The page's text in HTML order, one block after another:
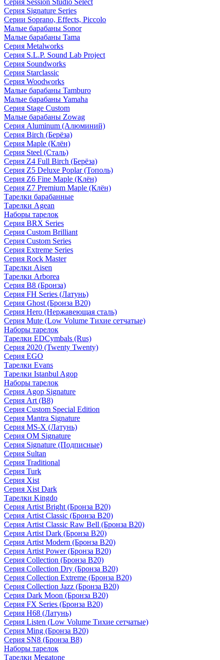
Серия Session Studio Select
Серия Signature Series
Серии Soprano, Effects, Piccolo
Малые барабаны Sonor
Малые барабаны Tama
Серия Metalworks
Серия S.L.P. Sound Lab Project
Серия Soundworks
Серия Starclassic
Серия Woodworks
Малые барабаны Tamburo
Малые барабаны Yamaha
Серия Stage Custom
Малые барабаны Zowag
Серия Aluminum (Алюминий)
Серия Birch (Берёза)
Серия Maple (Клён)
Серия Steel (Сталь)
Серия Z4 Full Birch (Берёза)
Серия Z5 Deluxe Poplar (Тополь)
Серия Z6 Fine Maple (Клён)
Серия Z7 Premium Maple (Клён)
Тарелки барабанные
Тарелки Agean
Наборы тарелок
Серия BRX Series
Серия Custom Brilliant
Серия Custom Series
Серия Extreme Series
Серия Rock Master
Тарелки Aisen
Тарелки Arborea
Серия B8 (Бронза)
Серия FH Series (Латунь)
Серия Ghost (Бронза B20)
Серия Hero (Нержавеющая сталь)
Серия Mute (Low Volume Тихие сетчатые)
Наборы тарелок
Тарелки EDCymbals (Rus)
Серия 2020 (Twenty Twenty)
Серия EGO
Тарелки Evans
Тарелки Istanbul Agop
Наборы тарелок
Серия Agop Signature
Серия Art (B8)
Серия Custom Special Edition
Серия Mantra Signature
Серия MS-X (Латунь)
Серия OM Signature
Серия Signature (Подписные)
Серия Sultan
Серия Traditional
Серия Turk
Серия Xist
Серия Xist Dark
Тарелки Kingdo
Серия Artist Bright (Бронза B20)
Серия Artist Classic (Бронза B20)
Серия Artist Classic Raw Bell (Бронза B20)
Серия Artist Dark (Бронза B20)
Серия Artist Modern (Бронза B20)
Серия Artist Power (Бронза B20)
Серия Collection (Бронза B20)
Серия Collection Dry (Бронза B20)
Серия Collection Extreme (Бронза B20)
Серия Collection Jazz (Бронза B20)
Серия Dark Moon (Бронза B20)
Серия FX Series (Бронза B20)
Серия H68 (Латунь)
Серия Listen (Low Volume Тихие сетчатые)
Серия Ming (Бронза B20)
Серия SN8 (Бронза B8)
Наборы тарелок
Тарелки Megatone